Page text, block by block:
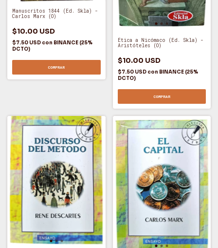
Manuscritos 1844 (Ed. Skla) -
Carlos Marx (O)
$10.00 USD
$7.50 USD con BINANCE (25%
DCTO)
COMPRAR
Ética a Nicómaco (Ed. Skla) -
Aristóteles (O)
$10.00 USD
$7.50 USD con BINANCE (25%
DCTO)
COMPRAR